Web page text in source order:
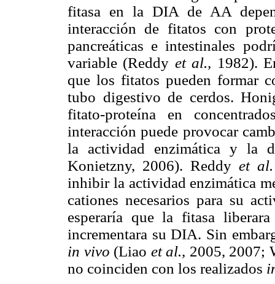
fitasa en la DIA de AA
interacción de fitatos con
pancreáticas e intestinales
variable (Reddy et al., 1982).
que los fitatos pueden formar
tubo digestivo de cerdos.
fitato-proteína en
interacción puede provocar
la actividad enzimática y la
Konietzny, 2006). Reddyet al.
inhibir la actividad enzimática
cationes necesarios para su
esperaría que la fitasa
incrementara su DIA. Sin
in vivo (Liao et al., 2005, 2007;
no coinciden con los realizados